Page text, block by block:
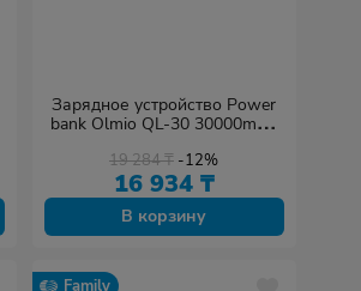
Зарядное устройство Power
bank Olmio QL-30 30000mAh
19 284₸ -12%
16 934 ₸
В корзину
Family